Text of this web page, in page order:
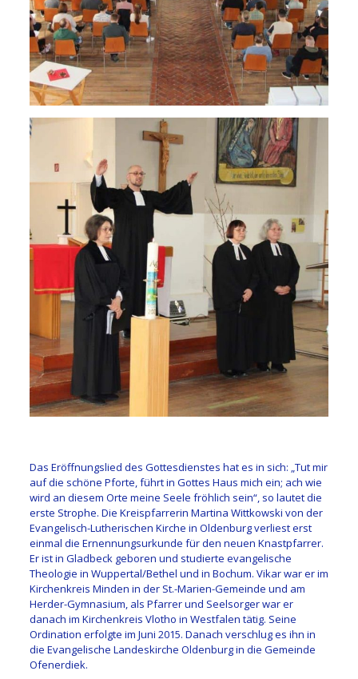
Das Eröffnungslied des Gottesdienstes hat es in sich: „Tut mir
auf die schöne Pforte, führt in Gottes Haus mich ein; ach wie
wird an diesem Orte meine Seele fröhlich sein“, so lautet die
erste Strophe. Die Kreispfarrerin Martina Wittkowski von der
Evangelisch-Lutherischen Kirche in Oldenburg verliest erst
einmal die Ernennungsurkunde für den neuen Knastpfarrer.
Er ist in Gladbeck geboren und studierte evangelische
Theologie in Wuppertal/Bethel und in Bochum. Vikar war er im
Kirchenkreis Minden in der St.-Marien-Gemeinde und am
Herder-Gymnasium, als Pfarrer und Seelsorger war er
danach im Kirchenkreis Vlotho in Westfalen tätig. Seine
Ordination erfolgte im Juni 2015. Danach verschlug es ihn in
die Evangelische Landeskirche Oldenburg in die Gemeinde
Ofenerdiek.